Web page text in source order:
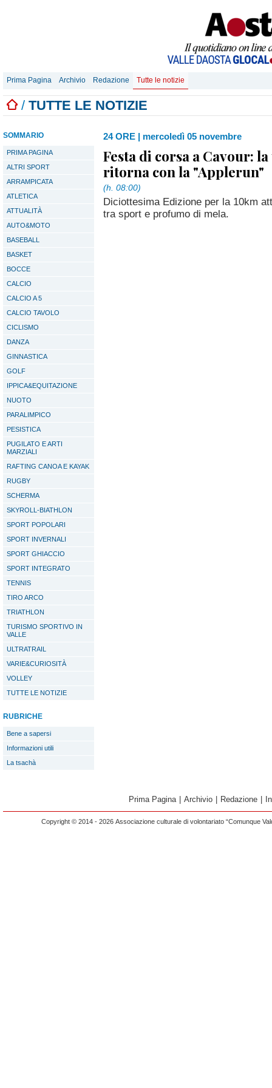
Prima Pagina Archivio Redazione Tutte le notizie
/ TUTTE LE NOTIZIE
SOMMARIO
PRIMA PAGINA
ALTRI SPORT
ARRAMPICATA
ATLETICA
ATTUALITÀ
AUTO&MOTO
BASEBALL
BASKET
BOCCE
CALCIO
CALCIO A 5
CALCIO TAVOLO
CICLISMO
DANZA
GINNASTICA
GOLF
IPPICA&EQUITAZIONE
NUOTO
PARALIMPICO
PESISTICA
PUGILATO E ARTI
MARZIALI
RAFTING CANOA E KAYAK
RUGBY
SCHERMA
SKYROLL-BIATHLON
SPORT POPOLARI
SPORT INVERNALI
SPORT GHIACCIO
SPORT INTEGRATO
TENNIS
TIRO ARCO
TRIATHLON
TURISMO SPORTIVO IN
VALLE
ULTRATRAIL
VARIE&CURIOSITÀ
VOLLEY
TUTTE LE NOTIZIE
RUBRICHE
Bene a sapersi
Informazioni utili
La tsachà
24 ORE | mercoledì 05 novembre
Festa di corsa a Cavour:
ritorna con la "Applerun"
(h. 08:00)
Diciottesima Edizione per la 10km
tra sport e profumo di mela.
Prima Pagina Archivio Redazione
Copyright © 2014 - 2026 Associazione culturale di volontariato “Comunque